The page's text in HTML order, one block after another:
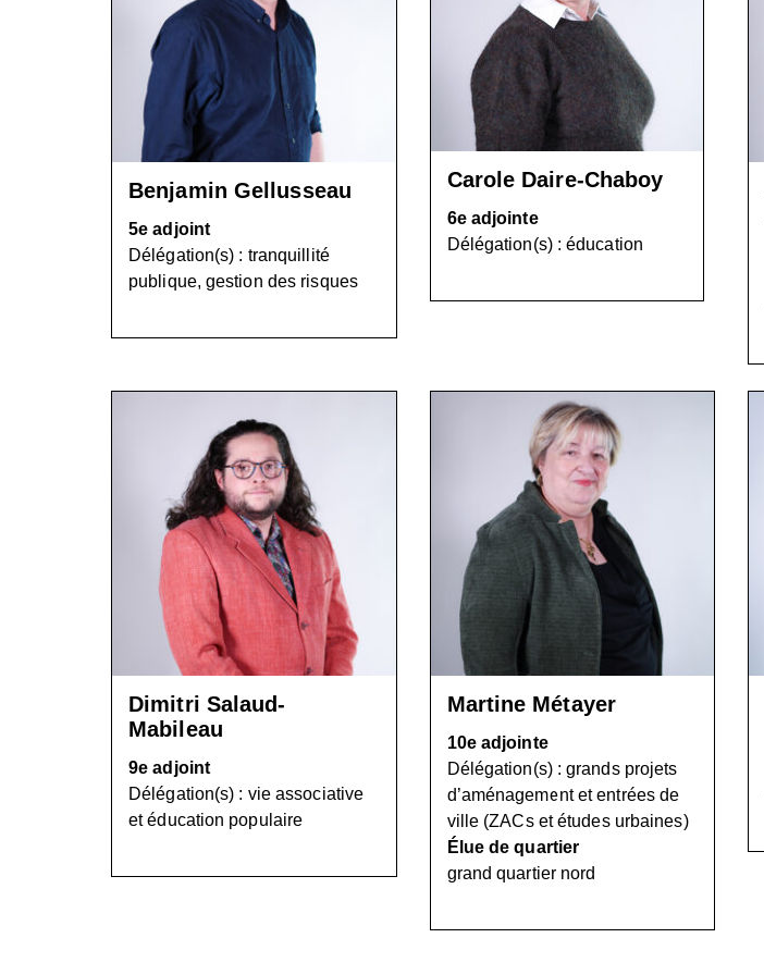
Benjamin Gellusseau
5e adjoint
Délégation(s) : tranquillité
publique, gestion des risques
Carole Daire-Chaboy
6e adjointe
Délégation(s) : éducation
Dimitri Salaud-
Mabileau
9e adjoint
Délégation(s) : vie associative
et éducation populaire
Martine Métayer
10e adjointe
Délégation(s) : grands projets
d’aménagement et entrées de
ville (ZACs et études urbaines)
Élue de quartier
grand quartier nord